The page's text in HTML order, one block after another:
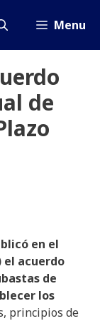
Menu
de
en el
el acuerdo
de
los
principios de